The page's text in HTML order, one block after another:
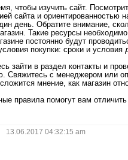
чтобы изучить сайт.
сайта и
день. Обратите внимание,
Такие ресурсы
постоянно будут
покупки: сроки и условия
зайти в раздел контакты и
Свяжитесь с менеджером или
мнение, как магазин
правила помогут вам
04:32:15 am